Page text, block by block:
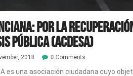
Por la
pública (ACDESA)
2018 0 Comments
es una asociación ciudadana cuyo